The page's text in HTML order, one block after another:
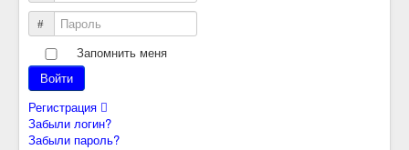
Пароль
Запомнить меня
Войти
Регистрация
Забыли логин?
Забыли пароль?